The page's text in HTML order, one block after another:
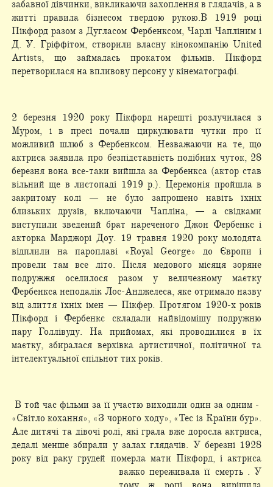
забавної дівчинки, викликаючи захоплення в глядачів, а в
житті правила бізнесом твердою рукою.В 1919 році
Пікфорд разом з Дугласом Фербенксом, Чарлі Чапліним і
Д. У. Гріффітом, створили власну кінокомпанію United
Artists, що займалась прокатом фільмів. Пікфорд
перетворилася на впливову персону у кінематографі.
2 березня 1920 року Пікфорд нарешті розлучилася з
Муром, і в пресі почали циркулювати чутки про її
можливий шлюб з Фербенксом. Незважаючи на те, що
актриса заявила про безпідставність подібних чуток, 28
березня вона все-таки вийшла за Фербенкса (актор став
вільний ще в листопаді 1919 р.). Церемонія пройшла в
закритому колі — не було запрошено навіть їхніх
близьких друзів, включаючи Чапліна, — а свідками
виступили зведений брат нареченого Джон Фербенкс і
акторка Марджорі Доу. 19 травня 1920 року молодята
відплили на пароплаві «Royal George» до Європи і
провели там все літо. Після медового місяця зоряне
подружжя оселилося разом у величезному маєтку
Фербенкса неподалік Лос-Анджелеса, яке отримало назву
від злиття їхніх імен — Пікфер. Протягом 1920-х років
Пікфорд і Фербенкс складали найвідомішу подружню
пару Голлівуду. На прийомах, які проводилися в їх
маєтку, збиралася верхівка артистичної, політичної та
інтелектуальної спільнот тих років.
В той час фільми за її участю виходили один за одним -
«Світло кохання», «З чорного ходу», «Тес із Країни бур».
Але дитячі та дівочі ролі, які грала вже доросла актриса,
дедалі менше збирали у залах глядачів. У березні 1928
року від раку грудей померла мати Пікфорд, і актриса
важко переживала її смерть . У